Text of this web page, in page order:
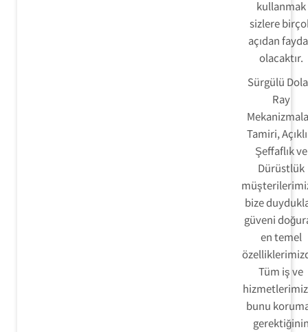
kullanmak
sizlere
açıdan
olacaktır.
Sürgülü
Ray
Tamiri,
Şeffaflık ve
Dürüstlük
bize
güveni
en temel
Tüm iş ve
bunu